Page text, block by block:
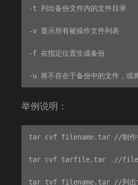
-t 列出备份文件内的文件目录
-v 显示所有被操作文件列表
-f 在指定位置生成备份
举例说明：
tar cvf filename.tar //制作
tar cvf tarfile.tar .//
tar tvf filename.tar //列出